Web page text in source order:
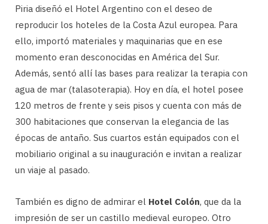
Piria diseñó el Hotel Argentino con el deseo de
reproducir los hoteles de la Costa Azul europea. Para
ello, importó materiales y maquinarias que en ese
momento eran desconocidas en América del Sur.
Además, sentó allí las bases para realizar la terapia con
agua de mar (talasoterapia). Hoy en día, el hotel posee
120 metros de frente y seis pisos y cuenta con más de
300 habitaciones que conservan la elegancia de las
épocas de antaño. Sus cuartos están equipados con el
mobiliario original a su inauguración e invitan a realizar
un viaje al pasado.
También es digno de admirar el Hotel Colón, que da la
impresión de ser un castillo medieval europeo. Otro